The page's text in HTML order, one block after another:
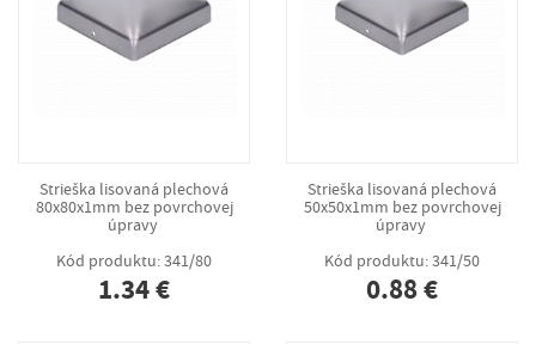
Strieška lisovaná plechová
80x80x1mm bez povrchovej
úpravy
Kód produktu: 341/80
1.34 €
Strieška lisovaná plechová
50x50x1mm bez povrchovej
úpravy
Kód produktu: 341/50
0.88 €